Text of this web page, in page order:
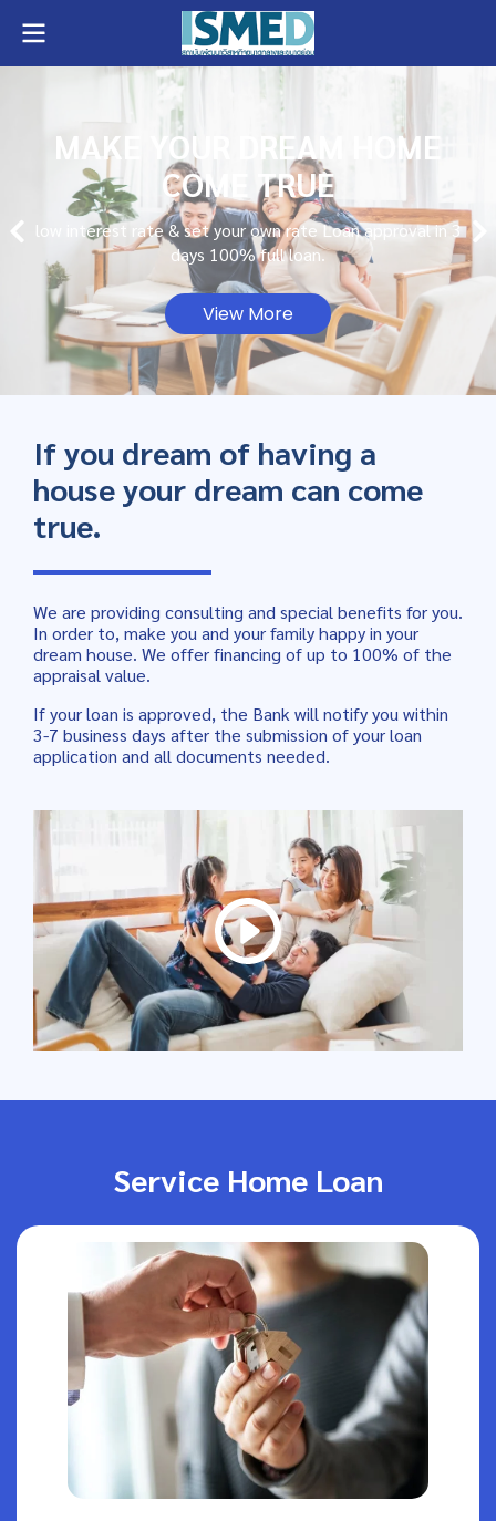
MAKE YOUR DREAM HOME
COME TRUE
low interest rate & set your own rate Loan approval in 3
days 100% full loan.
View More
If you dream of having a
house your dream can come
true.
We are providing consulting and special benefits for you.
In order to, make you and your family happy in your
dream house. We offer financing of up to 100% of the
appraisal value.
If your loan is approved, the Bank will notify you within
3-7 business days after the submission of your loan
application and all documents needed.
Service Home Loan